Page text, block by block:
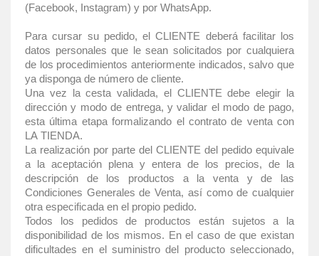
(Facebook, Instagram) y por WhatsApp.
Para cursar su pedido, el CLIENTE deberá facilitar los
datos personales que le sean solicitados por cualquiera
de los procedimientos anteriormente indicados, salvo que
ya disponga de número de cliente.
Una vez la cesta validada, el CLIENTE debe elegir la
dirección y modo de entrega, y validar el modo de pago,
esta última etapa formalizando el contrato de venta con
LA TIENDA.
La realización por parte del CLIENTE del pedido equivale
a la aceptación plena y entera de los precios, de la
descripción de los productos a la venta y de las
Condiciones Generales de Venta, así como de cualquier
otra especificada en el propio pedido.
Todos los pedidos de productos están sujetos a la
disponibilidad de los mismos. En el caso de que existan
dificultades en el suministro del producto seleccionado,